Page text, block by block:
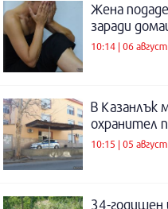
Жена
заради
10:14 | 06
В Казанлък
охранител
10:15 | 05
34-годишен